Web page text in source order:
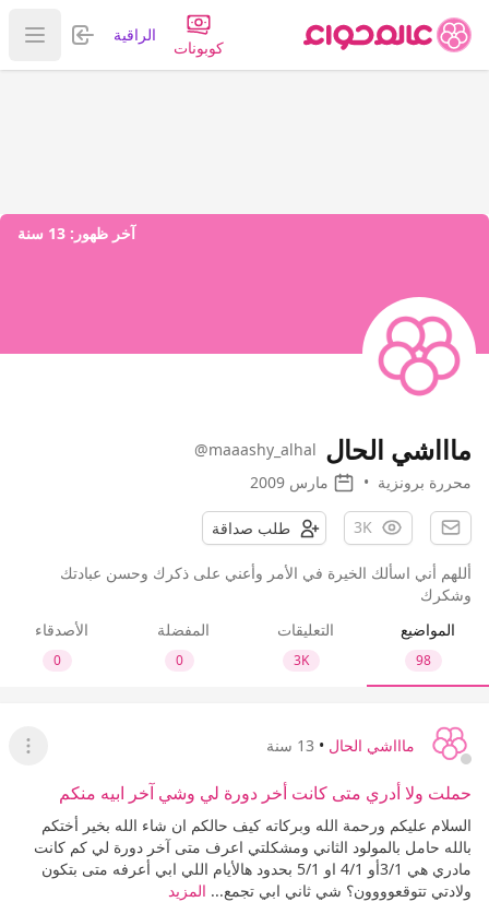
كوبونات
الراقية تسجيل
عرض
آخر ظهور: 13 سنة
ماااشي الحال @maaashy_alhal
محررة برونزية • مارس 2009
3K طلب صداقة
أللهم أني اسألك الخيرة في الأمر وأعني على ذكرك وحسن عبادتك
وشكرك
المواضيع
98
التعليقات
3K
المفضلة
0
الأصدقاء
0
ماااشي الحال • 13 سنة
عرض
حملت ولا أدري متى كانت أخر دورة لي وشي آخر ابيه منكم
السلام عليكم ورحمة الله وبركاته كيف حالكم ان شاء الله بخير أختكم
بالله حامل بالمولود الثاني ومشكلتي اعرف متى آخر دورة لي كم كانت
مادري هي 3/1أو 4/1 او 5/1 بحدود هالأيام اللي ابي أعرفه متى بتكون
ولادتي تتوقعوووون؟ شي ثاني ابي تجمع... المزيد